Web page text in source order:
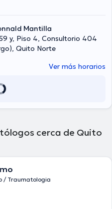
Mantilla
y, Piso 4, Consultorio 404
Quito Norte
Ver más horarios
cerca de Quito
/ Traumatologia